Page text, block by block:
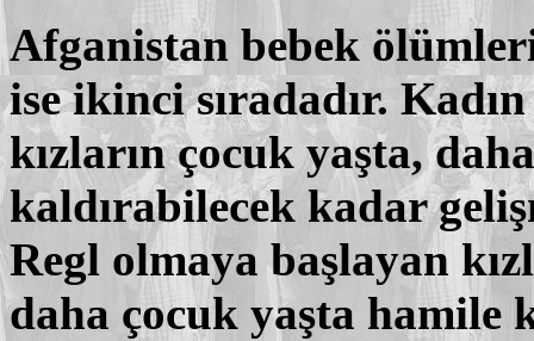
Afganistan bebek
ise ikinci sıradadır.
kızların çocuk yaşta,
kaldırabilecek kadar
Regl olmaya başlayan
daha çocuk yaşta hamile